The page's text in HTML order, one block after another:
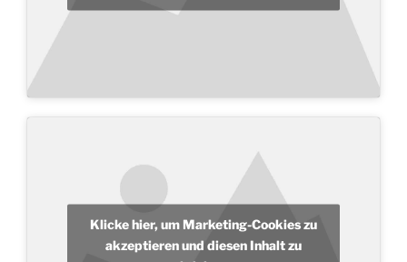
Klicke hier, um Marketing-Cookies zu
akzeptieren und diesen Inhalt zu